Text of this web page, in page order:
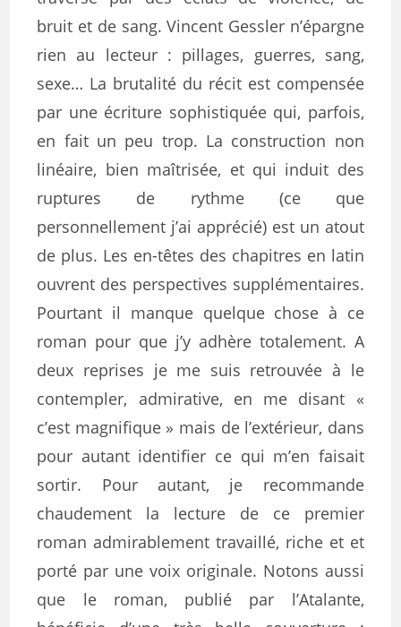
bruit et de sang. Vincent Gessler n’épargne
rien au lecteur : pillages, guerres, sang,
sexe… La brutalité du récit est compensée
par une écriture sophistiquée qui, parfois,
en fait un peu trop. La construction non
linéaire, bien maîtrisée, et qui induit des
ruptures de rythme (ce que
personnellement j’ai apprécié) est un atout
de plus. Les en-têtes des chapitres en latin
ouvrent des perspectives supplémentaires.
Pourtant il manque quelque chose à ce
roman pour que j’y adhère totalement. A
deux reprises je me suis retrouvée à le
contempler, admirative, en me disant «
c’est magnifique » mais de l’extérieur, dans
pour autant identifier ce qui m’en faisait
sortir. Pour autant, je recommande
chaudement la lecture de ce premier
roman admirablement travaillé, riche et et
porté par une voix originale. Notons aussi
que le roman, publié par l’Atalante,